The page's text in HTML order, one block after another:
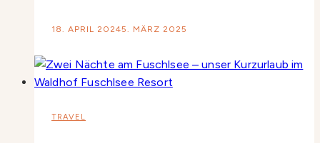
18. APRIL 20245. MÄRZ 2025
TRAVEL